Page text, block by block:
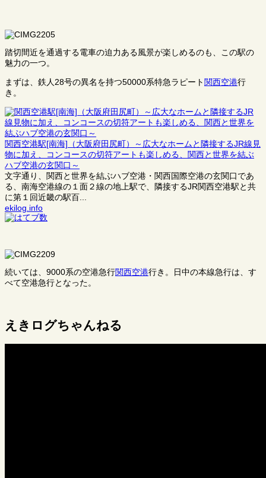
踏切間近を通過する電車の迫力ある風景が楽しめるのも、この駅の
魅力の一つ。
まずは、鉄人28号の異名を持つ50000系特急ラピート 関西空港行
き。
関西空港駅[南海]（大阪府田尻町）～広大なホームと隣接するJR線見
物に加え、コンコースの切符アートも楽しめる、関西と世界を結ぶ
ハブ空港の玄関口～
文字通り、関西と世界を結ぶハブ空港・関西国際空港の玄関口であ
る、南海空港線の１面２線の地上駅で、隣接するJR関西空港駅と共
に第１回近畿の駅百...
ekilog.info
続いては、9000系の空港急行関西空港行き。日中の本線急行は、す
べて空港急行となった。
えきログちゃんねる